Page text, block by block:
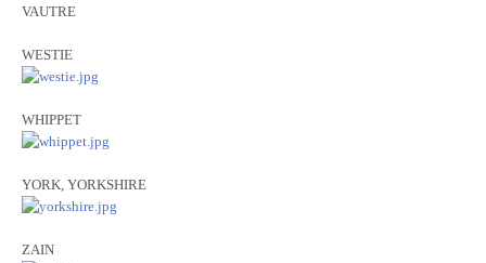
VAUTRE
WESTIE
WHIPPET
YORK, YORKSHIRE
ZAIN